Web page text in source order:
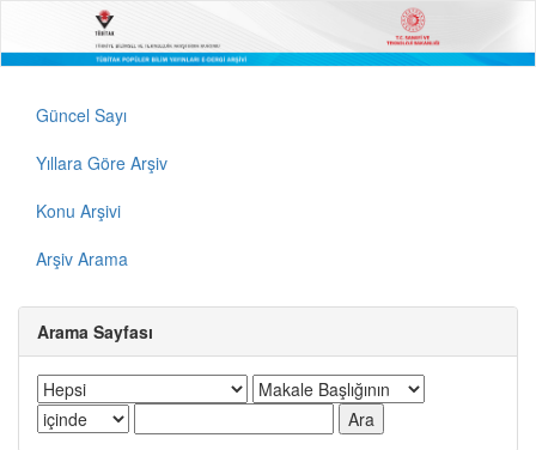
Güncel Sayı
Yıllara Göre Arşiv
Konu Arşivi
Arşiv Arama
Arama Sayfası